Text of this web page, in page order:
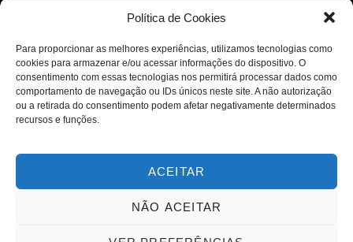
Política de Cookies
Para proporcionar as melhores experiências, utilizamos tecnologias como
cookies para armazenar e/ou acessar informações do dispositivo. O
consentimento com essas tecnologias nos permitirá processar dados como
comportamento de navegação ou IDs únicos neste site. A não autorização
ou a retirada do consentimento podem afetar negativamente determinados
recursos e funções.
ACEITAR
NÃO ACEITAR
Copyright © 2026. Diário PcD. Todos os direitos reservados.